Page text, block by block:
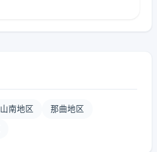
山南地区 那曲地区